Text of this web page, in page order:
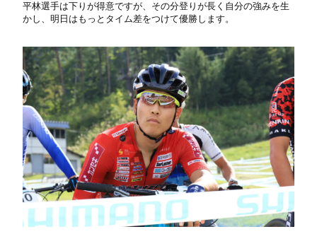
平林選手は下りが得意ですが、その分登りが長く自分の強みを生
かし、明日はもっとタイム差をつけて優勝します。